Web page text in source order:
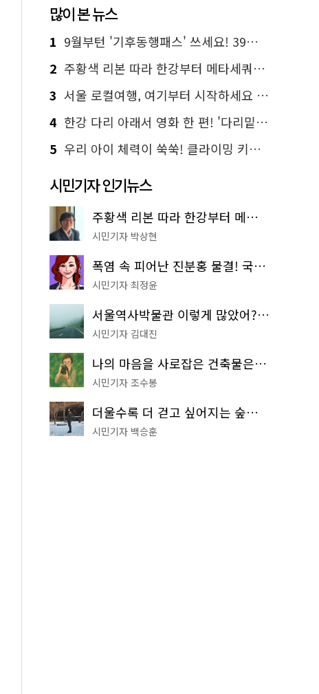
많이 본 뉴스
1 9월부턴 '기후동행패스' 쓰세요! 39세까지 청년 혜택
2 주황색 리본 따라 한강부터 메타세쿼이아 숲길까지…서울둘레길 15코스
3 서울 로컬여행, 여기부터 시작하세요 '서울에디션25'
4 한강 다리 아래서 영화 한 편! '다리밑 영화관' 무료 상영
5 우리 아이 체력이 쑥쑥! 클라이밍 키즈카페·어린이 체력장
시민기자 인기뉴스
주황색 리본 따라 한강부터 메타세쿼이아 숲길까지…서울둘레길 15코스
시민기자 박상현
폭염 속 피어난 진분홍 물결! 국립중앙박물관 배롱나무 명소
시민기자 최정윤
서울역사박물관 이렇게 많았어? 주말마다 한 곳씩 떠나는 역사 산책
시민기자 김대진
나의 마음을 사로잡은 건축물은? '서울시 건축상' 수상작 공개!
시민기자 조수봉
더울수록 더 걷고 싶어지는 숲길! 서울둘레길 '아차산 코스'
시민기자 백승훈